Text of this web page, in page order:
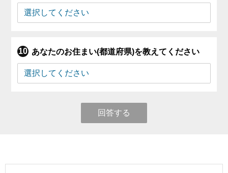
あなたのお住まい(都道府県)を教えてください
回答する